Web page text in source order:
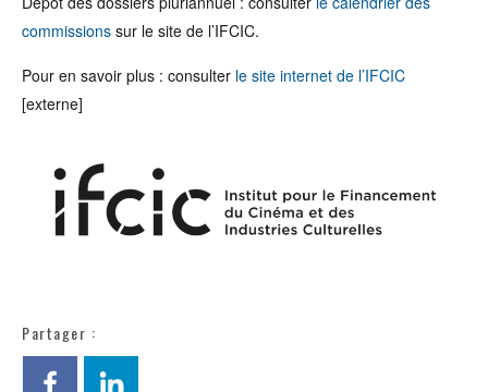
commissions sur le site de l’IFCIC.
Pour en savoir plus : consulter le site internet de l’IFCIC
[externe]
Partager :